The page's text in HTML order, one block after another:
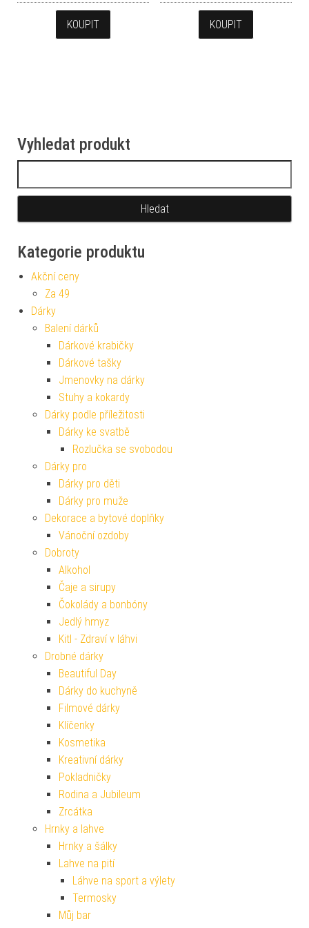
KOUPIT KOUPIT
Vyhledat produkt
Kategorie produktu
Akční ceny
Za 49
Dárky
Balení dárků
Dárkové krabičky
Dárkové tašky
Jmenovky na dárky
Stuhy a kokardy
Dárky podle příležitosti
Dárky ke svatbě
Rozlučka se svobodou
Dárky pro
Dárky pro děti
Dárky pro muže
Dekorace a bytové doplňky
Vánoční ozdoby
Dobroty
Alkohol
Čaje a sirupy
Čokolády a bonbóny
Jedlý hmyz
Kitl - Zdraví v láhvi
Drobné dárky
Beautiful Day
Dárky do kuchyně
Filmové dárky
Klíčenky
Kosmetika
Kreativní dárky
Pokladničky
Rodina a Jubileum
Zrcátka
Hrnky a lahve
Hrnky a šálky
Lahve na pití
Láhve na sport a výlety
Termosky
Můj bar